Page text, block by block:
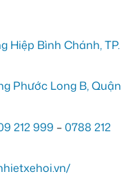
Hiệp Bình Chánh, TP.
Phước Long B, Quận
212 999 –0788 212